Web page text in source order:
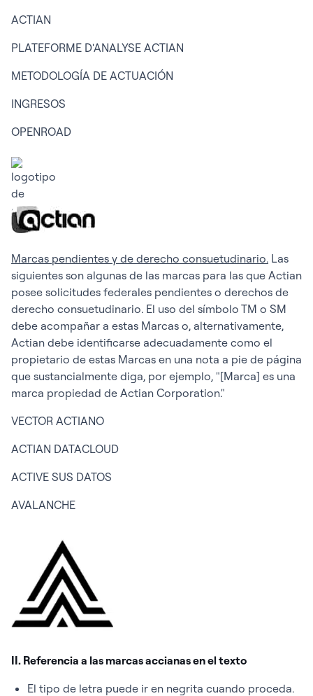
ACTIAN
PLATEFORME D'ANALYSE ACTIAN
METODOLOGÍA DE ACTUACIÓN
INGRESOS
OPENROAD
Marcas pendientes y de derecho consuetudinario. Las
siguientes son algunas de las marcas para las que Actian
posee solicitudes federales pendientes o derechos de
derecho consuetudinario. El uso del símbolo TM o SM
debe acompañar a estas Marcas o, alternativamente,
Actian debe identificarse adecuadamente como el
propietario de estas Marcas en una nota a pie de página
que sustancialmente diga, por ejemplo, "[Marca] es una
marca propiedad de Actian Corporation."
VECTOR ACTIANO
ACTIAN DATACLOUD
ACTIVE SUS DATOS
AVALANCHE
II. Referencia a las marcas accianas en el texto
El tipo de letra puede ir en negrita cuando proceda.